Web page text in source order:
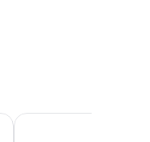
우붓 루위 빌라